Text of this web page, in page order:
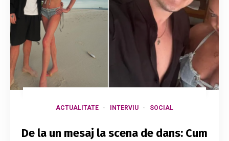
ACTUALITATE INTERVIU SOCIAL
De la un mesaj la scena de dans: Cum